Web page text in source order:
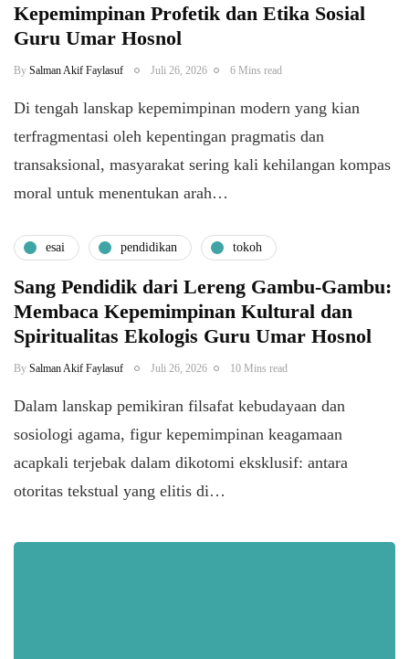
Kepemimpinan Profetik dan Etika Sosial
Guru Umar Hosnol
By Salman Akif Faylasuf Juli 26, 2026 6 Mins read
Di tengah lanskap kepemimpinan modern yang kian
terfragmentasi oleh kepentingan pragmatis dan
transaksional, masyarakat sering kali kehilangan kompas
moral untuk menentukan arah…
esai pendidikan tokoh
Sang Pendidik dari Lereng Gambu-Gambu:
Membaca Kepemimpinan Kultural dan
Spiritualitas Ekologis Guru Umar Hosnol
By Salman Akif Faylasuf Juli 26, 2026 10 Mins read
Dalam lanskap pemikiran filsafat kebudayaan dan
sosiologi agama, figur kepemimpinan keagamaan
acapkali terjebak dalam dikotomi eksklusif: antara
otoritas tekstual yang elitis di…